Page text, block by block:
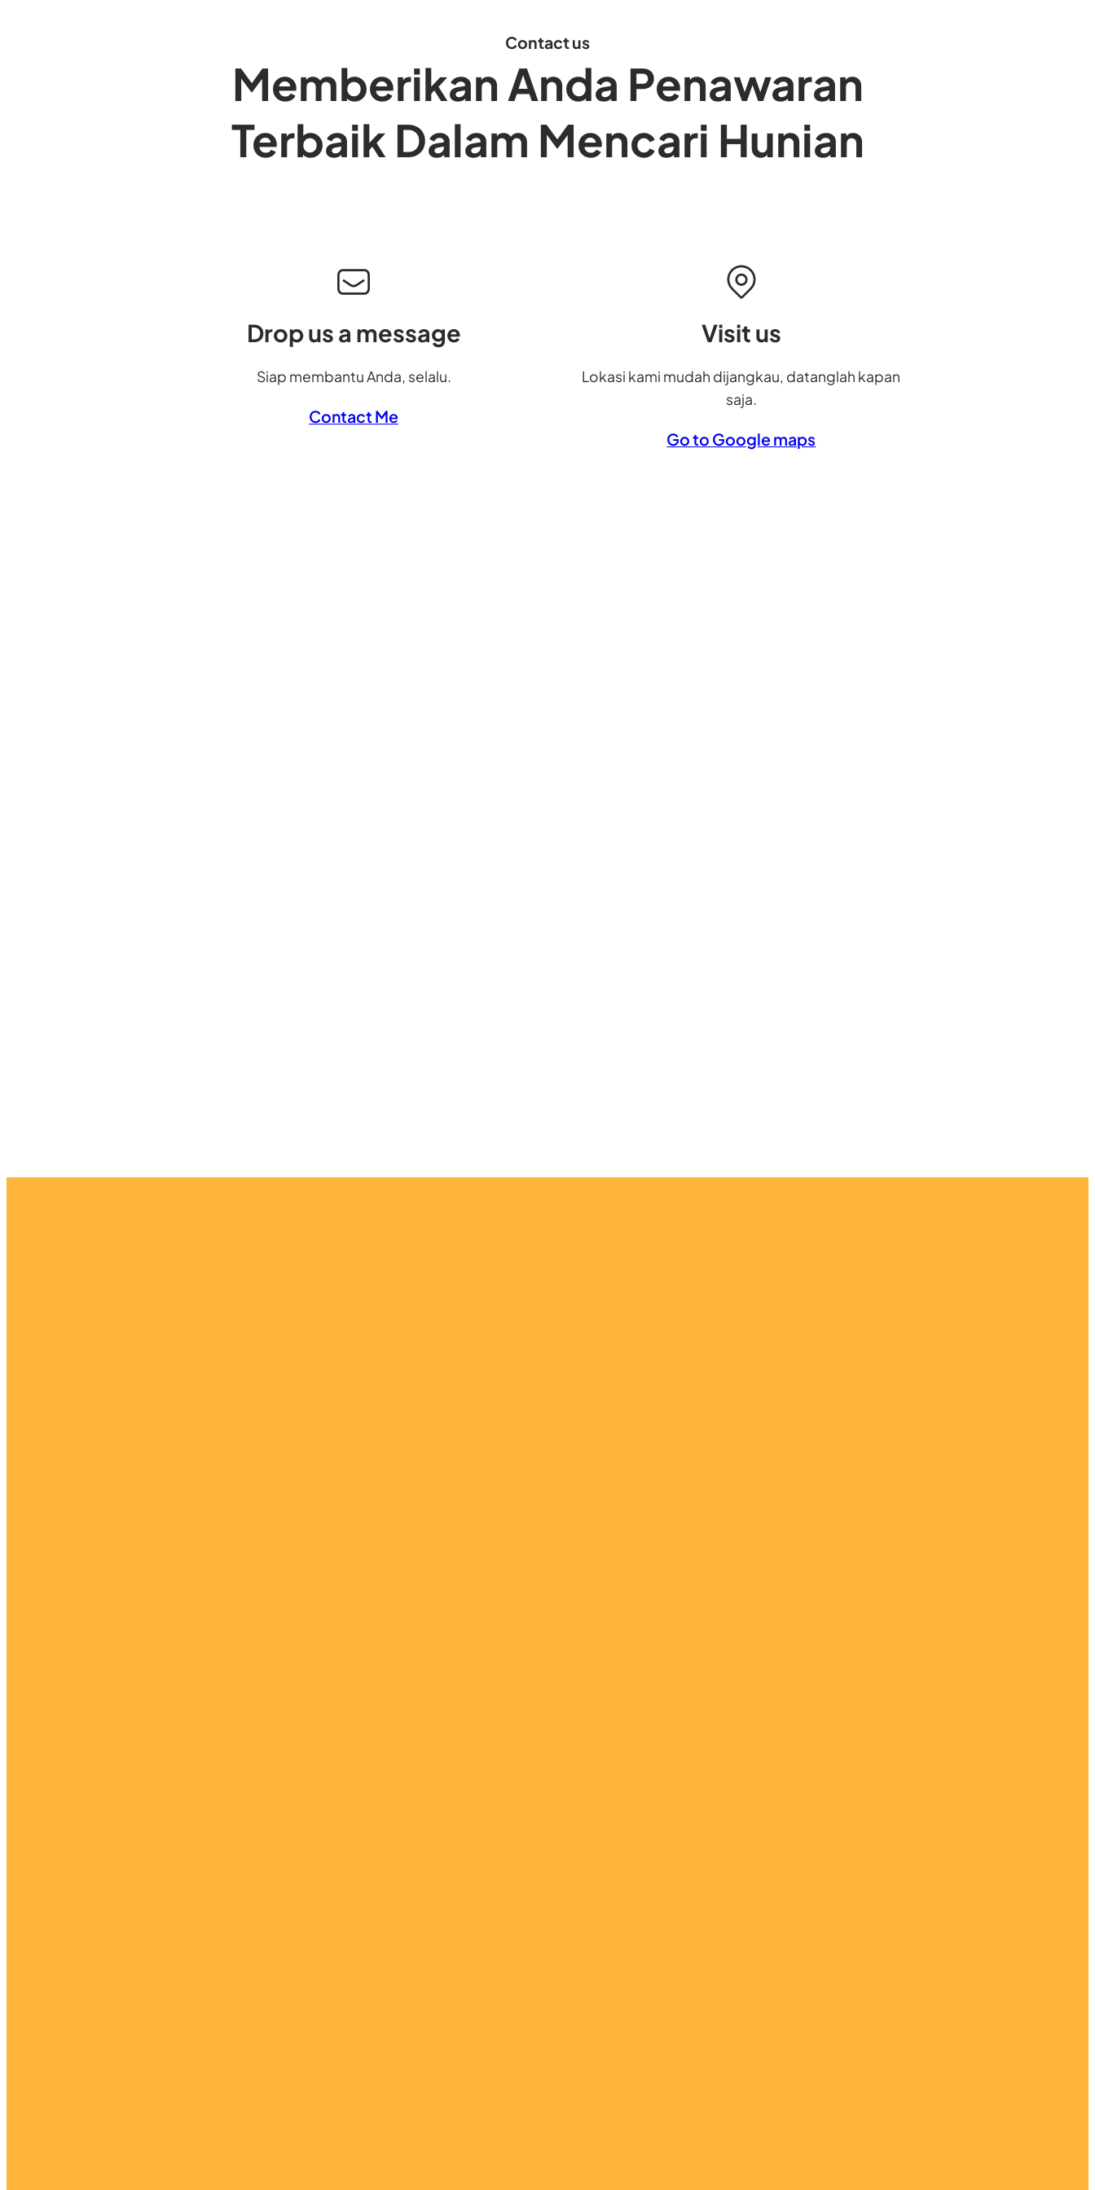
Contact us
Memberikan Anda Penawaran
Terbaik Dalam Mencari Hunian
Drop us a message
Siap membantu Anda, selalu.
Contact Me
Visit us
Lokasi kami mudah dijangkau, datanglah kapan
saja.
Go to Google maps